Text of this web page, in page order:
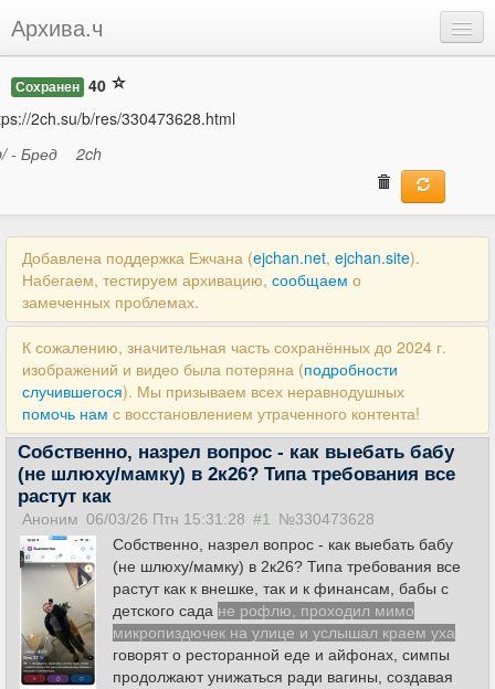
Архива.ч
Добавить
Войти
Сохранен 40
2ch.su/b/res/330473628.html
- Бред
2ch
Добавлена поддержка Ежчана (ejchan.net, ejchan.site).
Набегаем, тестируем архивацию, сообщаем о
замеченных проблемах.
К сожалению, значительная часть сохранённых до 2024 г.
изображений и видео была потеряна (подробности
случившегося). Мы призываем всех неравнодушных
помочь нам с восстановлением утраченного контента!
Собственно, назрел вопрос - как выебать бабу
(не шлюху/мамку) в 2к26? Типа требования все
растут как
Аноним 06/03/26 Птн 15:31:28 #1 №330473628
Собственно, назрел вопрос - как выебать бабу
(не шлюху/мамку) в 2к26? Типа требования все
растут как к внешке, так и к финансам, бабы с
детского сада не рофлю, проходил мимо
микропиздючек на улице и услышал краем уха
говорят о ресторанной еде и айфонах, симпы
продолжают унижаться ради вагины, создавая